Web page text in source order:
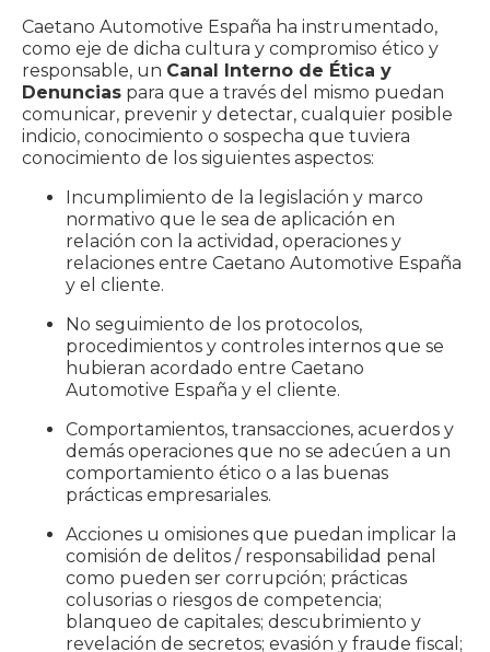
Caetano Automotive España ha instrumentado,
como eje de dicha cultura y compromiso ético y
responsable, un Canal Interno de Ética y
Denuncias para que a través del mismo puedan
comunicar, prevenir y detectar, cualquier posible
indicio, conocimiento o sospecha que tuviera
conocimiento de los siguientes aspectos:
Incumplimiento de la legislación y marco
normativo que le sea de aplicación en
relación con la actividad, operaciones y
relaciones entre Caetano Automotive España
y el cliente.
No seguimiento de los protocolos,
procedimientos y controles internos que se
hubieran acordado entre Caetano
Automotive España y el cliente.
Comportamientos, transacciones, acuerdos y
demás operaciones que no se adecúen a un
comportamiento ético o a las buenas
prácticas empresariales.
Acciones u omisiones que puedan implicar la
comisión de delitos / responsabilidad penal
como pueden ser corrupción; prácticas
colusorias o riesgos de competencia;
blanqueo de capitales; descubrimiento y
revelación de secretos; evasión y fraude fiscal;